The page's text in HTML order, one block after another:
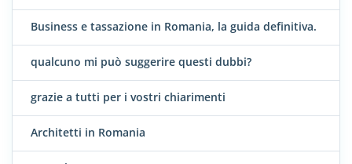
Business e tassazione in Romania, la guida definitiva.
qualcuno mi può suggerire questi dubbi?
grazie a tutti per i vostri chiarimenti
Architetti in Romania